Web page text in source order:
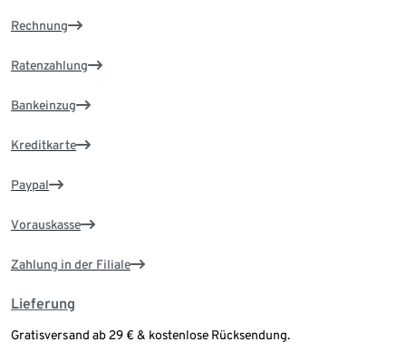
Rechnung
Ratenzahlung
Bankeinzug
Kreditkarte
Paypal
Vorauskasse
Zahlung in der Filiale
Lieferung
Gratisversand ab 29 € & kostenlose Rücksendung.